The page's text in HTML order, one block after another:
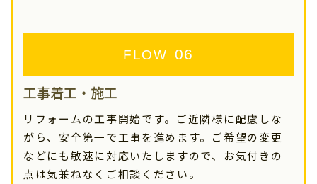
FLOW
工事着工・施工
リフォームの工事開始です。ご近隣様に配慮しな
がら、安全第一で工事を進めます。ご希望の変更
などにも敏速に対応いたしますので、お気付きの
点は気兼ねなくご相談ください。